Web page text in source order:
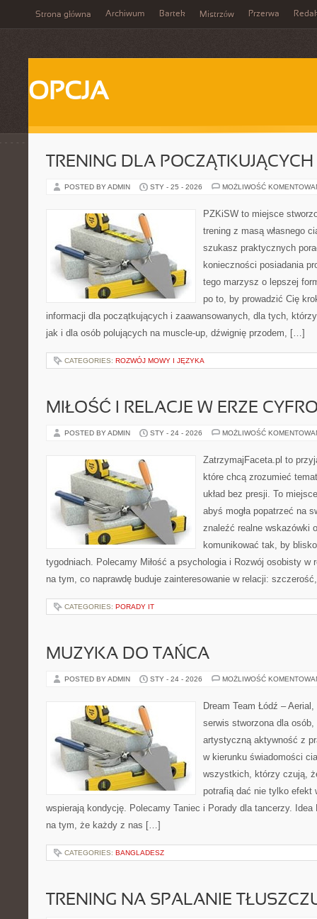
Strona główna Archiwum Bartek Mistrzów Przerwa
OPCJA
TRENING DLA POCZĄTKUJĄCYCH
POSTED BY ADMIN STY - 25 - 2026 MOŻLIWOŚĆ
PZKiSW to miejsce
trening z masą własnego
szukasz praktycznych
konieczności posiadania
tego marzysz o lepszej
po to, by prowadzić Cię
informacji dla początkujących i zaawansowanych, dla tych,
jak i dla osób polujących na muscle-up, dźwignię przodem, […]
CATEGORIES: ROZWÓJ MOWY I JĘZYKA
MIŁOŚĆ I RELACJE W ERZE
POSTED BY ADMIN STY - 24 - 2026 MOŻLIWOŚĆ
ZatrzymajFaceta.pl to
które chcą zrozumieć
układ bez presji. To
abyś mogła popatrzeć na
znaleźć realne wskazówki
komunikować tak, by
tygodniach. Polecamy Miłość a psychologia i Rozwój osobisty w
na tym, co naprawdę buduje zainteresowanie w relacji:
CATEGORIES: PORADY IT
MUZYKA DO TAŃCA
POSTED BY ADMIN STY - 24 - 2026 MOŻLIWOŚĆ
Dream Team Łódź –
serwis stworzona dla
artystyczną aktywność z
w kierunku świadomości
wszystkich, którzy czują,
potrafią dać nie tylko efekt
wspierają kondycję. Polecamy Taniec i Porady dla tancerzy. Idea
na tym, że każdy z nas […]
CATEGORIES: BANGLADESZ
TRENING NA SPALANIE